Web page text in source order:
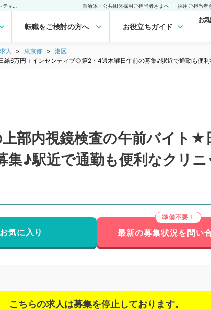
自治体・公共団体採用ご担当者さまへ 採用ご担当者
転職をご検討の方へ お役立ちガイド
お
人 東京都
港区
6万円＋インセンティブ◇第2・4週木曜日午前の募集♪駅近で通勤も便
上部内視鏡検査の午前バイト
♪駅近で通勤も便利なクリニ
お気に入り 最新の募集状況を問い
こちらの求人は募集を停止しております。